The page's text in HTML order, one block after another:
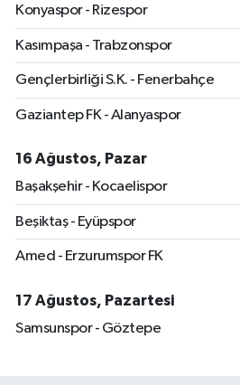
Konyaspor - Rizespor
Kasımpaşa - Trabzonspor
Gençlerbirliği S.K. - Fenerbahçe
Gaziantep FK - Alanyaspor
16 Ağustos, Pazar
Başakşehir - Kocaelispor
Beşiktaş - Eyüpspor
Amed - Erzurumspor FK
17 Ağustos, Pazartesi
Samsunspor - Göztepe